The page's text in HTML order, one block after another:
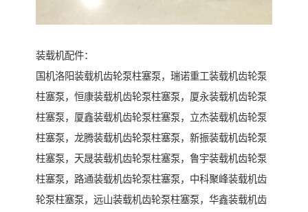
装载机配件：
国机洛阳装载机齿轮泵柱塞泵，瑞诺重工装载机齿轮泵
柱塞泵，恒康装载机齿轮泵柱塞泵，厦永装载机齿轮泵
柱塞泵，厦鑫装载机齿轮泵柱塞泵，立杰装载机齿轮泵
柱塞泵，龙腾装载机齿轮泵柱塞泵，新振装载机齿轮泵
柱塞泵，天晟装载机齿轮泵柱塞泵，鲁宇装载机齿轮泵
柱塞泵，路通装载机齿轮泵柱塞泵，中科聚峰装载机齿
轮泵柱塞泵，远山装载机齿轮泵柱塞泵，华鑫装载机齿